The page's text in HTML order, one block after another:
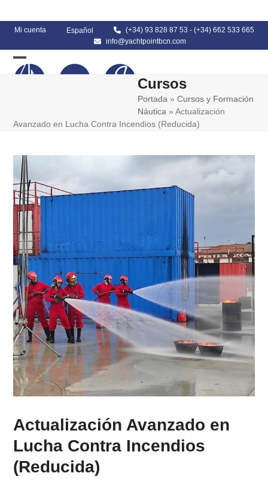
contentMi cuenta Español (+34) 93 828 87 53 - (+34) 662 533 665
info@yachtpointbcn.com
Open
Close
Cursos
Portada »Cursos y Formación
Náutica »Actualización
Avanzado en Lucha Contra Incendios (Reducida)
Actualización Avanzado en
Lucha Contra Incendios
(Reducida)